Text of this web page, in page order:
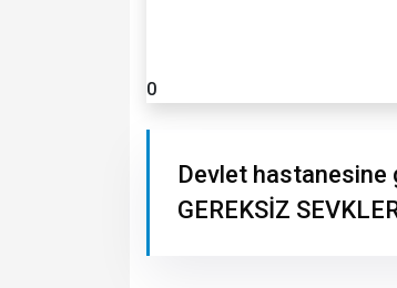
0
Devlet hastanesine
GEREKSİZ